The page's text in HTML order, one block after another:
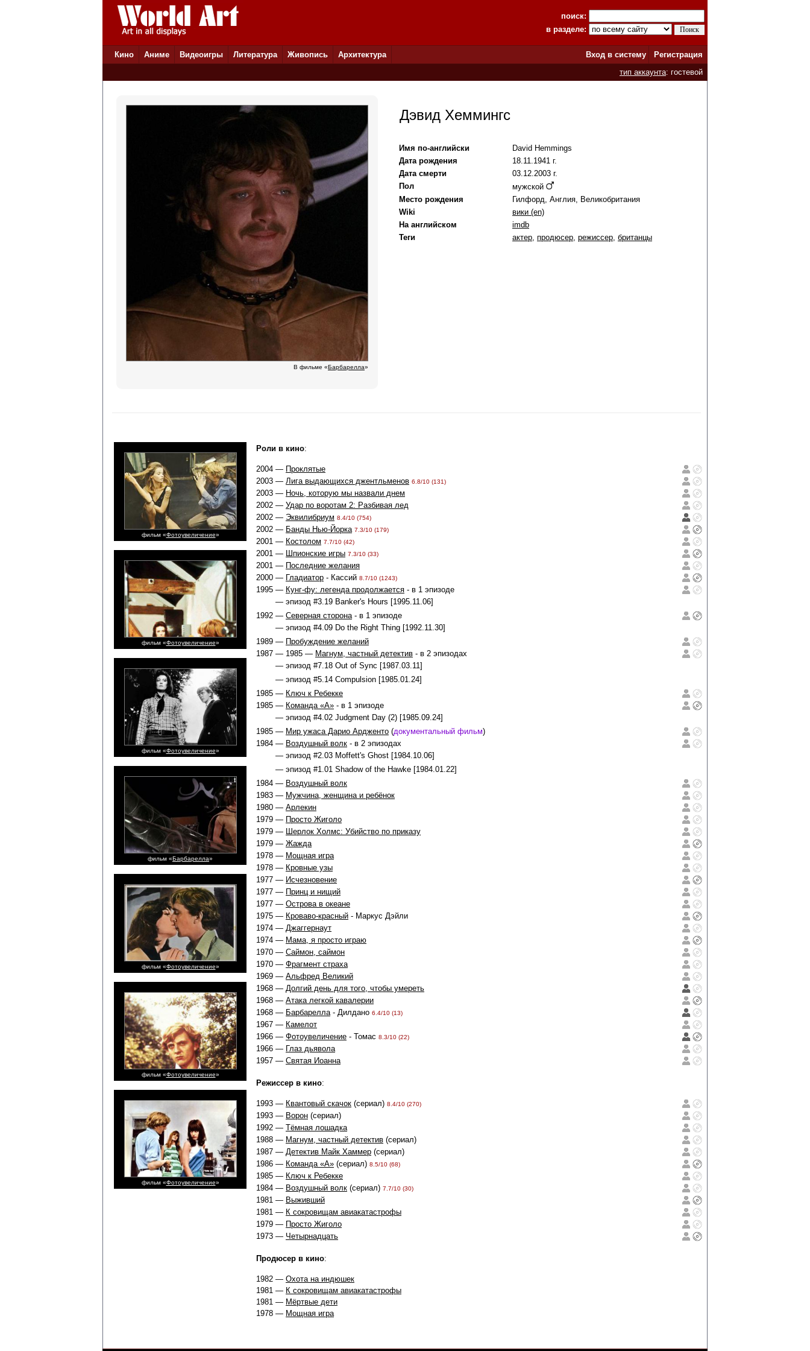
поиск:
в разделе:
Кино Аниме Видеоигры Литература Живопись Архитектура Вход в систему
Регистрация
тип аккаунта: гостевой
В фильме «Барбарелла»
Дэвид Хеммингс
Имя по-английски
David Hemmings
Дата рождения
18.11.1941 г.
Дата смерти
03.12.2003 г.
Пол
мужской
Место рождения
Гилфорд, Англия, Великобритания
Wiki
вики (en)
На английском
imdb
Теги
актер, продюсер, режиссер, британцы
фильм «Фотоувеличение»
фильм «Фотоувеличение»
фильм «Фотоувеличение»
фильм «Барбарелла»
фильм «Фотоувеличение»
фильм «Фотоувеличение»
фильм «Фотоувеличение»
Роли в кино:
2004 — Проклятые
2003 — Лига выдающихся джентльменов 6.8/10 (131)
2003 — Ночь, которую мы назвали днем
2002 — Удар по воротам 2: Разбивая лед
2002 — Эквилибриум 8.4/10 (754)
2002 — Банды Нью-Йорка 7.3/10 (179)
2001 — Костолом 7.7/10 (42)
2001 — Шпионские игры 7.3/10 (33)
2001 — Последние желания
2000 — Гладиатор - Кассий 8.7/10 (1243)
1995 — Кунг-фу: легенда продолжается - в 1 эпизоде
— эпизод #3.19 Banker's Hours [1995.11.06]
1992 — Северная сторона- в 1 эпизоде
— эпизод #4.09 Do the Right Thing [1992.11.30]
1989 — Пробуждение желаний
1987 — 1985 — Магнум, частный детектив - в 2 эпизодах
— эпизод #7.18 Out of Sync [1987.03.11]
— эпизод #5.14 Compulsion [1985.01.24]
1985 — Ключ к Ребекке
1985 — Команда «А» - в 1 эпизоде
— эпизод #4.02 Judgment Day (2) [1985.09.24]
1985 — Мир ужаса Дарио Ардженто (документальный фильм)
1984 — Воздушный волк - в 2 эпизодах
— эпизод #2.03 Moffett's Ghost [1984.10.06]
— эпизод #1.01 Shadow of the Hawke [1984.01.22]
1984 — Воздушный волк
1983 — Мужчина, женщина и ребёнок
1980 — Арлекин
1979 — Просто Жиголо
1979 — Шерлок Холмс: Убийство по приказу
1979 — Жажда
1978 — Мощная игра
1978 — Кровные узы
1977 — Исчезновение
1977 — Принц и нищий
1977 — Острова в океане
1975 — Кроваво-красный - Маркус Дэйли
1974 — Джаггернаут
1974 — Мама, я просто играю
1970 — Саймон, саймон
1970 — Фрагмент страха
1969 — Альфред Великий
1968 — Долгий день для того, чтобы умереть
1968 — Атака легкой кавалерии
1968 — Барбарелла- Дилдано 6.4/10 (13)
1967 — Камелот
1966 — Фотоувеличение - Томас 8.3/10 (22)
1966 — Глаз дьявола
1957 — Святая Иоанна
Режиссер в кино:
1993 — Квантовый скачок (сериал) 8.4/10 (270)
1993 — Ворон (сериал)
1992 — Тёмная лошадка
1988 — Магнум, частный детектив (сериал)
1987 — Детектив Майк Хаммер (сериал)
1986 — Команда «А» (сериал) 8.5/10 (68)
1985 — Ключ к Ребекке
1984 — Воздушный волк (сериал) 7.7/10 (30)
1981 — Выживший
1981 — К сокровищам авиакатастрофы
1979 — Просто Жиголо
1973 — Четырнадцать
Продюсер в кино:
1982 — Охота на индюшек
1981 — К сокровищам авиакатастрофы
1981 — Мёртвые дети
1978 — Мощная игра